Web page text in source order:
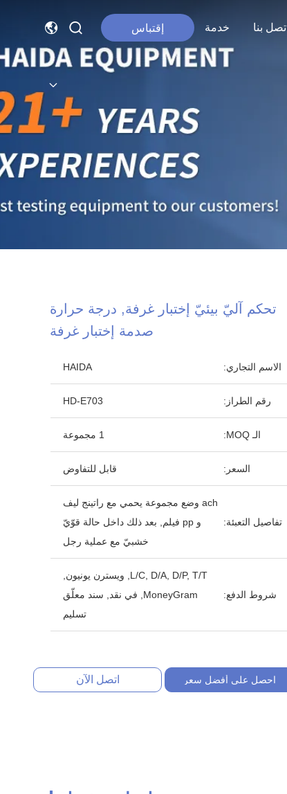
اتصل بنا خدمة إقتباس
تحكم آليّ بيئيّ إختبار غرفة, درجة حرارة
صدمة إختبار غرفة
الاسم التجاري: HAIDA
رقم الطراز: HD-E703
الـ MOQ: 1 مجموعة
السعر: قابل للتفاوض
تفاصيل التعبئة:
ach وضع مجموعة يحمي مع راتينج ليف
و pp فيلم, بعد ذلك داخل حالة قوّيّ
خشبيّ مع عملية رجل
شروط الدفع:
L/C, D/A, D/P, T/T, ويسترن يونيون,
MoneyGram, في نقد, سند معلّق
تسليم
احصل على أفضل سعر اتصل الآن